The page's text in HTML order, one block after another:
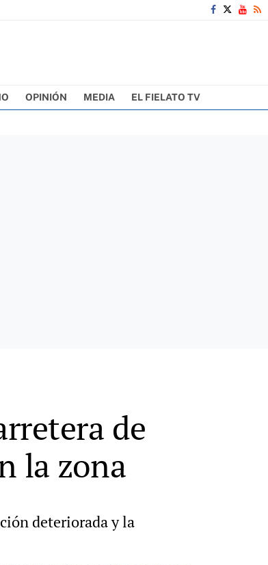
OPINIÓN MEDIA EL FIELATO TV
de
la zona
deteriorada y la